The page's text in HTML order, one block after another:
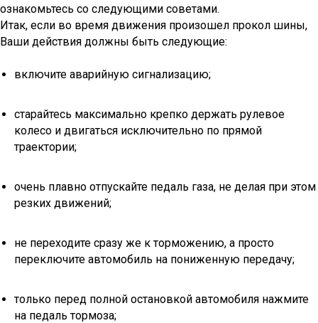
ознакомьтесь со следующими советами.
Итак, если во время движения произошел прокол шины,
Ваши действия должны быть следующие:
включите аварийную сигнализацию;
старайтесь максимально крепко держать рулевое
колесо и двигаться исключительно по прямой
траектории;
очень плавно отпускайте педаль газа, не делая при этом
резких движений;
не переходите сразу же к торможению, а просто
переключите автомобиль на пониженную передачу;
только перед полной остановкой автомобиля нажмите
на педаль тормоза;